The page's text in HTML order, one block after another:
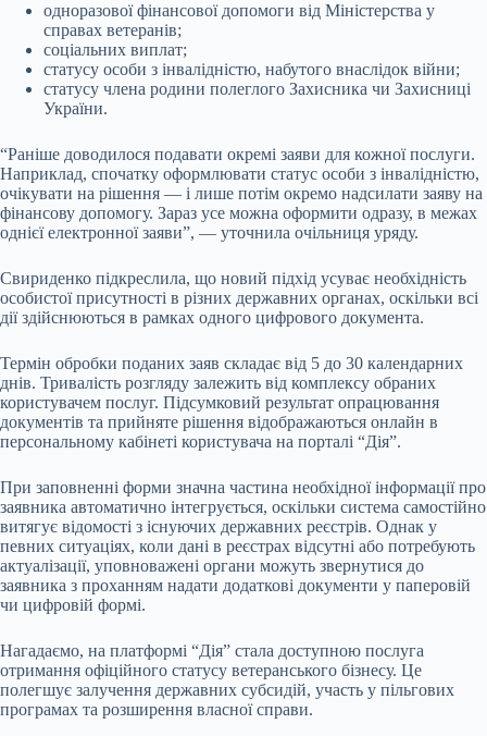
одноразової фінансової допомоги від Міністерства у
справах ветеранів;
соціальних виплат;
статусу особи з інвалідністю, набутого внаслідок війни;
статусу члена родини полеглого Захисника чи Захисниці
України.
“Раніше доводилося подавати окремі заяви для кожної послуги.
Наприклад, спочатку оформлювати статус особи з інвалідністю,
очікувати на рішення — і лише потім окремо надсилати заяву на
фінансову допомогу. Зараз усе можна оформити одразу, в межах
однієї електронної заяви”, — уточнила очільниця уряду.
Свириденко підкреслила, що новий підхід усуває необхідність
особистої присутності в різних державних органах, оскільки всі
дії здійснюються в рамках одного цифрового документа.
Термін обробки поданих заяв складає від 5 до 30 календарних
днів. Тривалість розгляду залежить від комплексу обраних
користувачем послуг. Підсумковий результат опрацювання
документів та прийняте рішення відображаються онлайн в
персональному кабінеті користувача на порталі “Дія”.
При заповненні форми значна частина необхідної інформації про
заявника автоматично інтегрується, оскільки система самостійно
витягує відомості з існуючих державних реєстрів. Однак у
певних ситуаціях, коли дані в реєстрах відсутні або потребують
актуалізації, уповноважені органи можуть звернутися до
заявника з проханням надати додаткові документи у паперовій
чи цифровій формі.
Нагадаємо, на платформі “Дія” стала доступною послуга
отримання офіційного статусу ветеранського бізнесу. Це
полегшує залучення державних субсидій, участь у пільгових
програмах та розширення власної справи.